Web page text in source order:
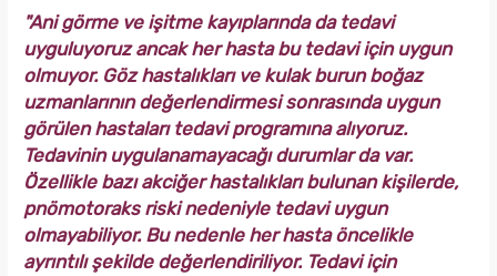
"Ani görme ve işitme kayıplarında da tedavi
uyguluyoruz ancak her hasta bu tedavi için uygun
olmuyor. Göz hastalıkları ve kulak burun boğaz
uzmanlarının değerlendirmesi sonrasında uygun
görülen hastaları tedavi programına alıyoruz.
Tedavinin uygulanamayacağı durumlar da var.
Özellikle bazı akciğer hastalıkları bulunan kişilerde,
pnömotoraks riski nedeniyle tedavi uygun
olmayabiliyor. Bu nedenle her hasta öncelikle
ayrıntılı şekilde değerlendiriliyor. Tedavi için